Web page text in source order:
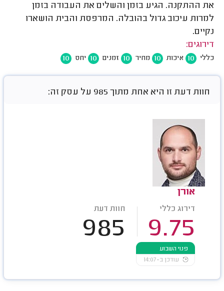
את ההתקנה. הגיע בזמן והשלים את העבודה בזמן
למרות עיכוב גדול בהובלה. המרפסת והבית הושארו
נקיים.
דירוגים:
כללי 10 איכות 10 מחיר 10 זמנים 10 יחס 10
חוות דעת זו היא אחת מתוך 985 על עסק זה:
אורן
דירוג כללי
9.75
חוות דעת
985
פנוי השבוע
עודכן ב-14:07